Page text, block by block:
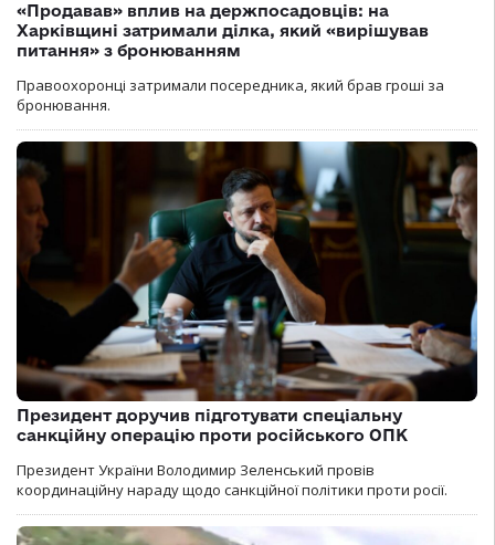
«Продавав» вплив на держпосадовців: на
Харківщині затримали ділка, який «вирішував
питання» з бронюванням
Правоохоронці затримали посередника, який брав гроші за
бронювання.
Президент доручив підготувати спеціальну
санкційну операцію проти російського ОПК
Президент України Володимир Зеленський провів
координаційну нараду щодо санкційної політики проти росії.